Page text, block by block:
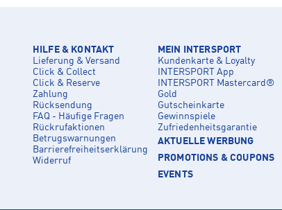
HILFE & KONTAKT
Lieferung & Versand
Click & Collect
Click & Reserve
Zahlung
Rücksendung
FAQ - Häufige Fragen
Rückrufaktionen
Betrugswarnungen
Barrierefreiheitserklärung
Widerruf
MEIN INTERSPORT
Kundenkarte & Loyalty
INTERSPORT App
INTERSPORT Mastercard®
Gold
Gutscheinkarte
Gewinnspiele
Zufriedenheitsgarantie
AKTUELLE WERBUNG
PROMOTIONS & COUPONS
EVENTS